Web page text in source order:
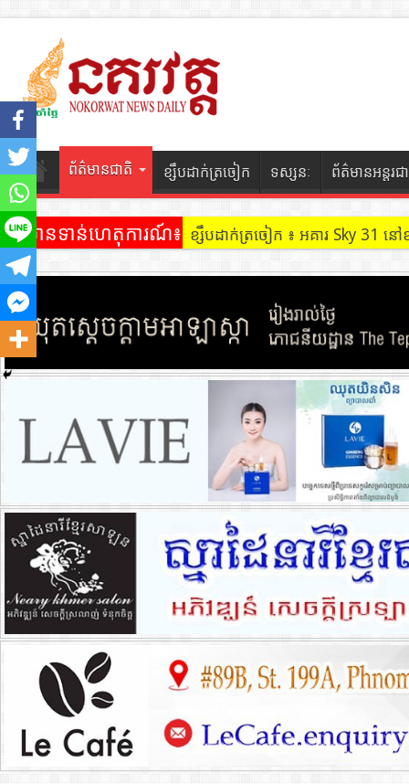
ព័ត៌មានជាតិ ខ្សឹបដាក់ត្រចៀក ទស្សនៈ ព័ត៌មានអន្តរជ
ព័ត៌មានទាន់ហេតុការណ៍៖ ខ្សឹបដាក់ត្រចៀក ៖ អគារ Sky 31
ខ្សឹបដាក់ត្រចៀក ៖ ដល់ករ ! ឈ្មួញដឹក